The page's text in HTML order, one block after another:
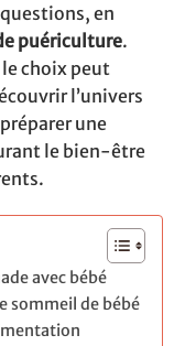
en
puériculture.
choix peut
l’univers
une
le bien-être
avec bébé
sommeil de bébé